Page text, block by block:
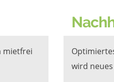
mietfrei
wird